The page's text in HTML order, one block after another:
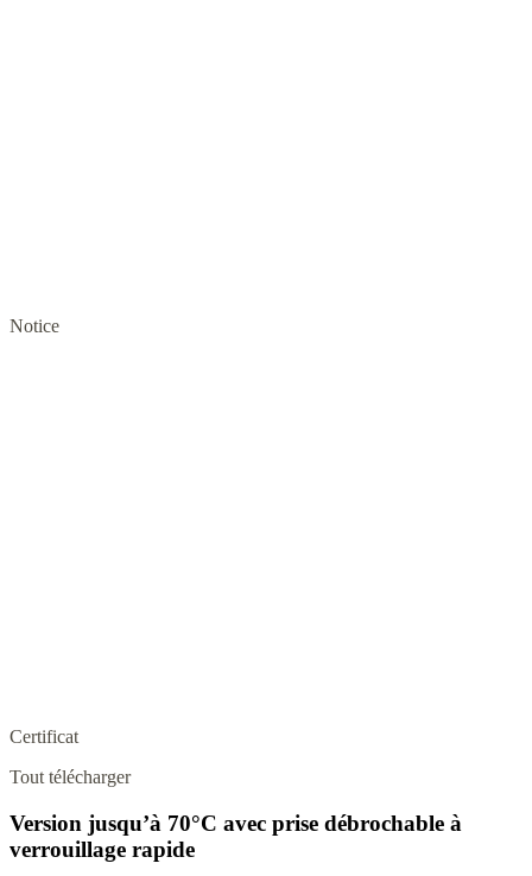
Notice
Certificat
Tout télécharger
Version jusqu’à 70°C avec prise débrochable à
verrouillage rapide